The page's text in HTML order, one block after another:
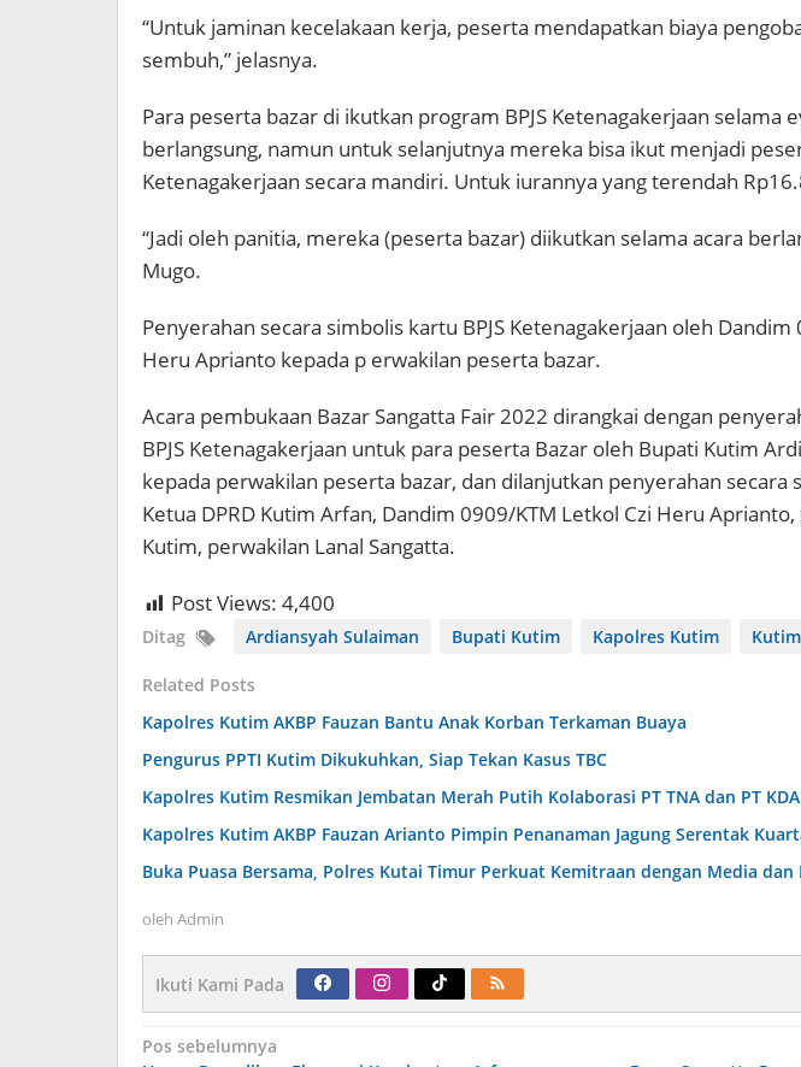
“Untuk jaminan kecelakaan kerja, peserta mendapatkan biaya
sembuh,” jelasnya.
Para peserta bazar di ikutkan program BPJS Ketenagakerjaan selama
berlangsung, namun untuk selanjutnya mereka bisa ikut menjadi
Ketenagakerjaan secara mandiri. Untuk iurannya yang terendah
“Jadi oleh panitia, mereka (peserta bazar) diikutkan selama acara
Mugo.
Penyerahan secara simbolis kartu BPJS Ketenagakerjaan oleh Dandim
Heru Aprianto kepada p erwakilan peserta bazar.
Acara pembukaan Bazar Sangatta Fair 2022 dirangkai dengan
BPJS Ketenagakerjaan untuk para peserta Bazar oleh Bupati Kutim
kepada perwakilan peserta bazar, dan dilanjutkan penyerahan secara
Ketua DPRD Kutim Arfan, Dandim 0909/KTM Letkol Czi Heru
Kutim, perwakilan Lanal Sangatta.
Post Views: 4,400
Ditag Ardiansyah Sulaiman Bupati Kutim Kapolres Kutim Kutim
Related Posts
Kapolres Kutim AKBP Fauzan Bantu Anak Korban Terkaman Buaya
Pengurus PPTI Kutim Dikukuhkan, Siap Tekan Kasus TBC
Kapolres Kutim Resmikan Jembatan Merah Putih Kolaborasi PT TNA dan PT
Kapolres Kutim AKBP Fauzan Arianto Pimpin Penanaman Jagung Serentak
Buka Puasa Bersama, Polres Kutai Timur Perkuat Kemitraan dengan Media
oleh Admin
Ikuti Kami Pada
Navigasi
pos
Pos sebelumnya